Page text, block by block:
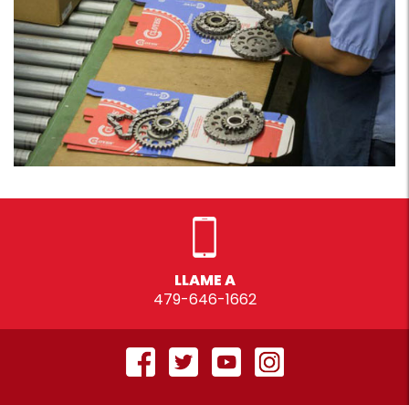
LLAME A
479-646-1662